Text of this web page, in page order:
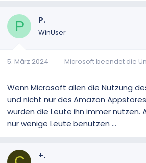
P P.
WinUser
5. März 2024 Microsoft beendet die
Wenn Microsoft allen die Nutzung
und nicht nur des Amazon
würden die Leute ihn immer nutzen.
nur wenige Leute benutzen ...
+.